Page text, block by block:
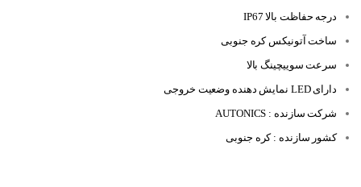
درجه حفاظت بالا IP67
ساخت آتونیکس کره جنوبی
سرعت سوییچینگ بالا
دارای LED نمایش دهنده وضعیت خروجی
شرکت سازنده : AUTONICS
کشور سازنده : کره جنوبی